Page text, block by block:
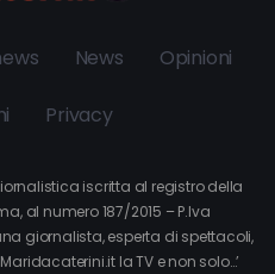
News Opinioni
Privacy
iscritta al registro della
al numero 187/2015 – P.Iva
giornalista, esperta di spettacoli,
la TV e non solo…’